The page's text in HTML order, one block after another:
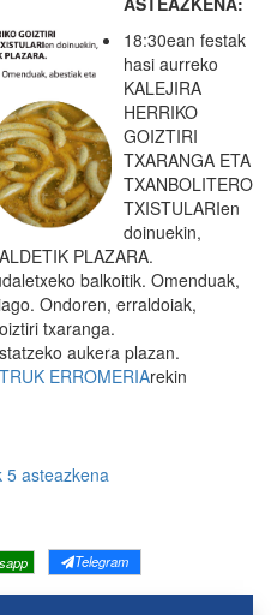
18:30ean festak
hasi aurreko
KALEJIRA
HERRIKO
GOIZTIRI
TXARANGA ETA
TXANBOLITERO
TXISTULARIen
doinuekin,
PLAZARA.
balkoitik. Omenduak,
Ondoren, erraldoiak,
txaranga.
aukera plazan.
ERROMERIArekin
Telegram